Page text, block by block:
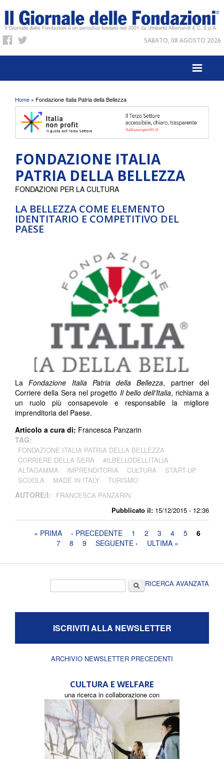
SABATO, 08 AGOSTO 2026
Tu sei qui
Home » Fondazione Italia Patria della Bellezza
FONDAZIONE ITALIA
PATRIA DELLA BELLEZZA
LA BELLEZZA COME ELEMENTO
IDENTITARIO E COMPETITIVO DEL
PAESE
Pubblicato il: 15/12/2015 - 12:36
FONDAZIONI PER LA CULTURA
LaFondazione Italia Patria della Bellezza, partner del
Corriere della Sera nel progetto Il bello dell’Italia, richiama a
un ruolo più consapevole e responsabile la migliore
imprenditoria del Paese.
Articolo a cura di: Francesca Panzarin
TAG:
FONDAZIONE ITALIA PATRIA DELLA BELLEZZA
CORRIERE DELLA SERA
#ILBELLODELLITALIA
ALTAGAMMA
IMPRENDITORIA CULTURA
START-UP
SCUOLA
MADE IN ITALY TURISMO
AUTORE/I: FRANCESCA PANZARIN
Pagine« PRIMA ‹ PRECEDENTE 1 2 3 4 5
6
7
8 9 SEGUENTE › ULTIMA »
CercaRICERCA AVANZATA
ISCRIVITI ALLA NEWSLETTER
ARCHIVIO NEWSLETTER PRECEDENTI
CULTURA E WELFARE
una ricerca in collaborazione con